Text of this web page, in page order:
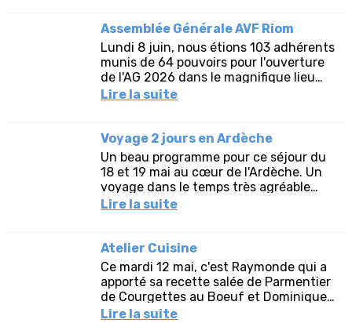
Assemblée Générale AVF Riom
Lundi 8 juin, nous étions 103 adhérents
munis de 64 pouvoirs pour l'ouverture
de l'AG 2026 dans le magnifique lieu
qu'est la halle de Riom. En présence
Lire la suite
Voyage 2 jours en Ardèche
Un beau programme pour ce séjour du
18 et 19 mai au cœur de l'Ardèche. Un
voyage dans le temps très agréable
dans une terre de contrastes où nos
Lire la suite
Atelier Cuisine
Ce mardi 12 mai, c'est Raymonde qui a
apporté sa recette salée de Parmentier
de Courgettes au Boeuf et Dominique
qui nous a proposé le sucré Far Breton
Lire la suite